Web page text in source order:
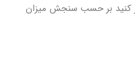
کنید بر حسب سنجش میزان